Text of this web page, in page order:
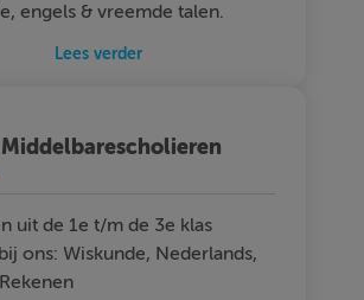
engels & vreemde talen.
Lees verder
Middelbarescholieren
uit de 1e t/m de 3e klas
ons: Wiskunde, Nederlands,